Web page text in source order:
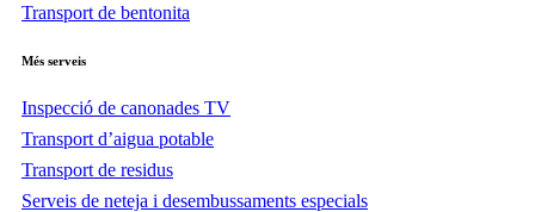
Transport de bentonita
Més serveis
Inspecció de canonades TV
Transport d’aigua potable
Transport de residus
Serveis de neteja i desembussaments especials